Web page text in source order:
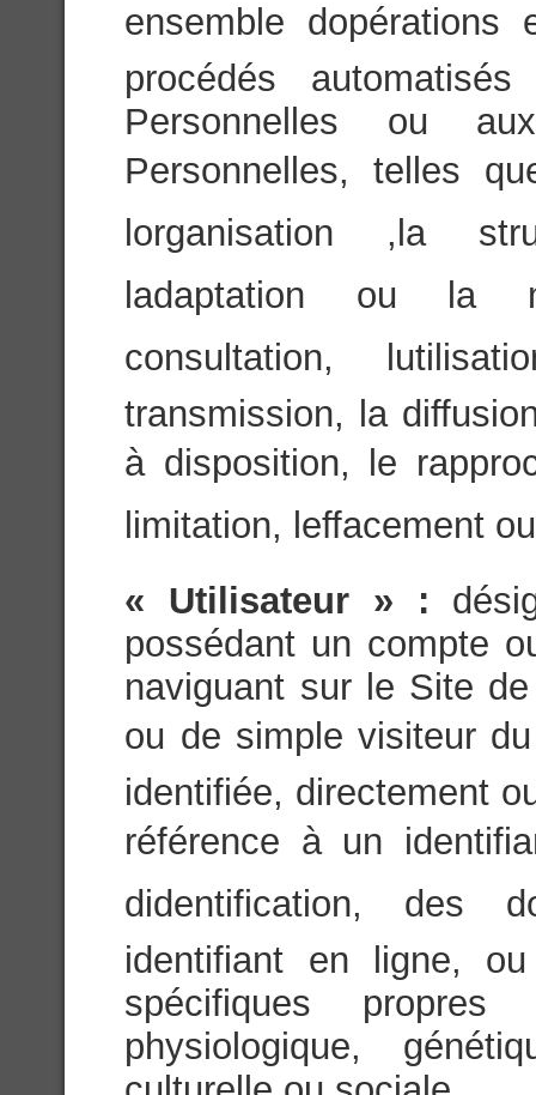
ensemble
procédés
Personnelles ou
Personnelles, telles
lorganisation ,la
ladaptation ou la
consultation,
transmission, la
à disposition, le
limitation, leffacement
« Utilisateur » :
possédant un compte
naviguant sur le Site
ou de simple visiteur
identifiée, directement
référence à un
didentification, des
identifiant en ligne,
spécifiques
physiologique,